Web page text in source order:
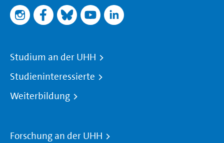
Studium an der UHH
Studieninteressierte
Weiterbildung
Forschung an der UHH